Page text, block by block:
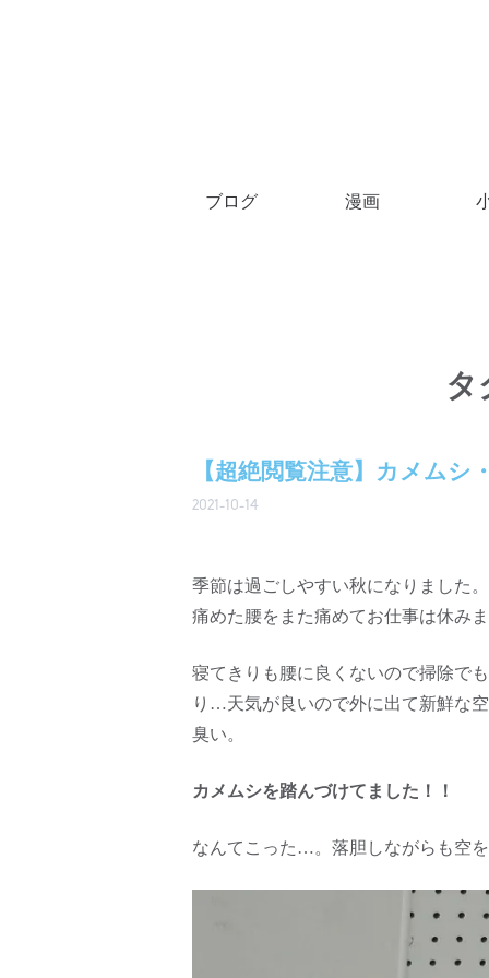
ブログ 漫画
【超絶閲覧注意】カメムシ
2021-10-14
季節は過ごしやすい秋になりました
痛めた腰をまた痛めてお仕事は休み
寝てきりも腰に良くないので掃除で
り…天気が良いので外に出て新鮮な
臭い。
カメムシを踏んづけてました！！
なんてこった…。落胆しながらも空